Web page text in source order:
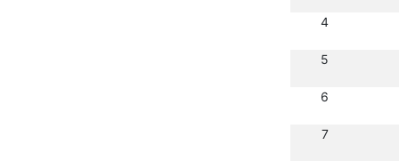
4
5
6
7